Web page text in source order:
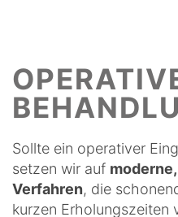
KONTAKT
Sollte ein operativer
setzen wir auf
Verfahren, die
kurzen Erholungszeiten